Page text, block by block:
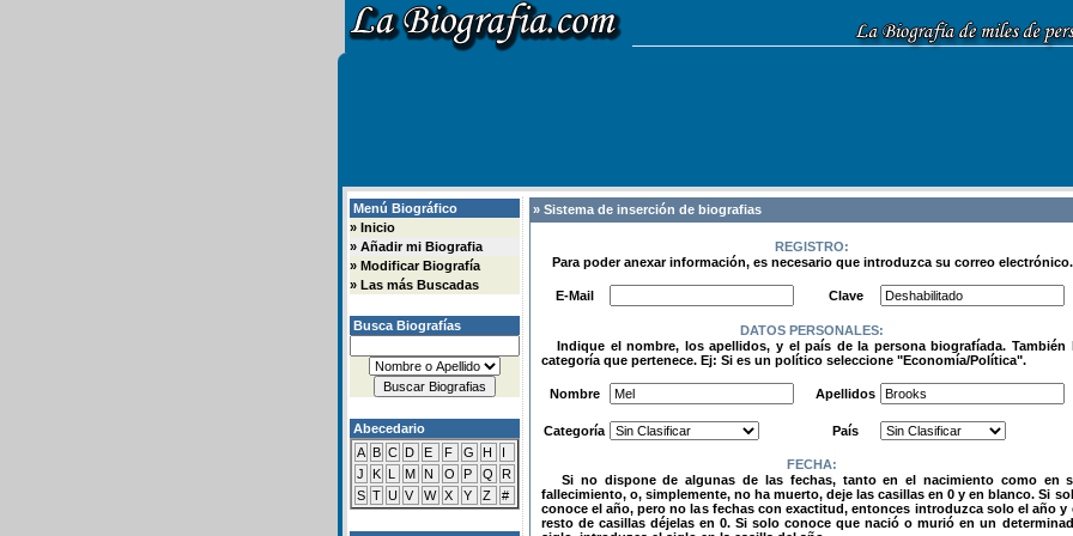
Menú Biográfico
» Inicio
» Añadir mi Biografia
» Modificar Biografía
» Las más Buscadas
Busca Biografías
Abecedario
A B C D E F G H
I
J
K L M N O P Q
R
S T U V W X Y Z #
» Sistema de inserción de biografias
REGISTRO:
Para poder anexar información, es necesario que introduzca su correo electrónico.
E-Mail
Clave
DATOS PERSONALES:
Indique el nombre, los apellidos, y el país de la persona biografíada. También
categoría que pertenece. Ej: Si es un político seleccione "Economía/Política".
Nombre
Apellidos
Categoría País
FECHA:
Si no dispone de algunas de las fechas, tanto en el nacimiento como en
fallecimiento, o, simplemente, no ha muerto, deje las casillas en 0 y en blanco. Si
conoce el año, pero no las fechas con exactitud, entonces introduzca solo el año y
resto de casillas déjelas en 0. Si solo conoce que nació o murió en un